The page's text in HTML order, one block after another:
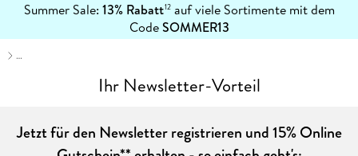
Summer Sale: 13% Rabatt12auf viele Sortimente mit dem
CodeSOMMER13
erfahren
…
Ihr Newsletter-Vorteil
Jetzt für den Newsletter registrieren und 15% Online